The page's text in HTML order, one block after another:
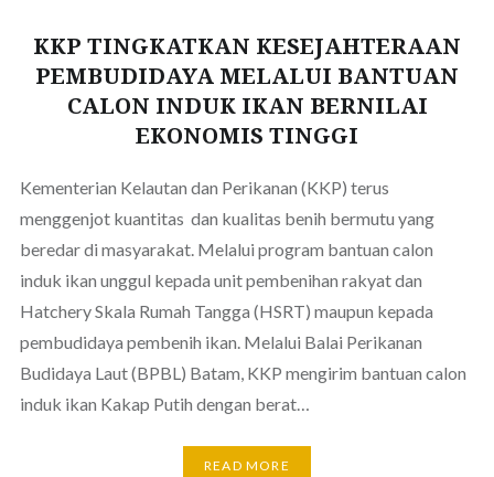
KKP TINGKATKAN KESEJAHTERAAN
PEMBUDIDAYA MELALUI BANTUAN
CALON INDUK IKAN BERNILAI
EKONOMIS TINGGI
Kementerian Kelautan dan Perikanan (KKP) terus
menggenjot kuantitas dan kualitas benih bermutu yang
beredar di masyarakat. Melalui program bantuan calon
induk ikan unggul kepada unit pembenihan rakyat dan
Hatchery Skala Rumah Tangga (HSRT) maupun kepada
pembudidaya pembenih ikan. Melalui Balai Perikanan
Budidaya Laut (BPBL) Batam, KKP mengirim bantuan calon
induk ikan Kakap Putih dengan berat…
READ MORE